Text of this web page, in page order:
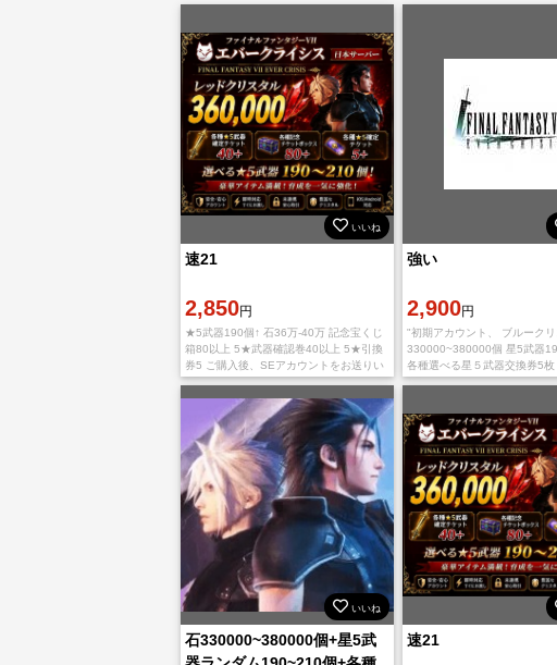
いいね
速21
2,850円
★5武器190個↑ 石36万-40万 記念宝くじ
箱80以上 5★武器確認巻40以上 5★引換
券5 ご購入後、SEアカウントをお送りい
たします
強い
2,900円
"初期アカウント、 ブルーク
330000~380000個 星5武器
各種選べる星５武器交換券5
器確定チケ45~80枚 各種記念
いいね
石330000~380000個+星5武
速21